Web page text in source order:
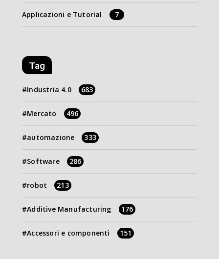
Applicazioni e Tutorial 7
Tag
Industria 4.0 683
Mercato 496
automazione 333
Software 286
robot 213
Additive Manufacturing 176
Accessori e componenti 151